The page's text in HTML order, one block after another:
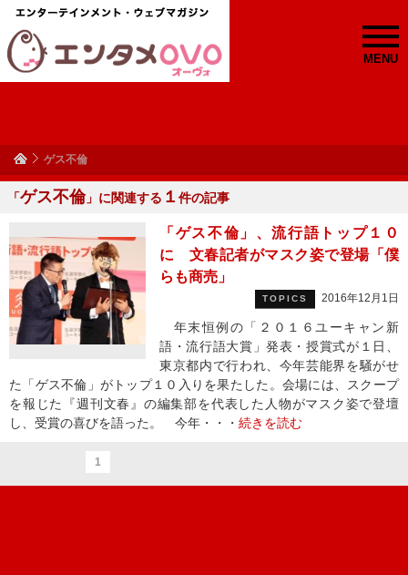
MENU
ゲス不倫
「ゲス不倫」に関連する １ 件の記事
「ゲス不倫」、流行語トップ１０
に 文春記者がマスク姿で登場「僕
らも商売」
TOPICS 2016年12月1日
年末恒例の「２０１６ユーキャン新
語・流行語大賞」発表・授賞式が１日、
東京都内で行われ、今年芸能界を騒がせ
た「ゲス不倫」がトップ１０入りを果たした。会場には、スクープ
を報じた『週刊文春』の編集部を代表した人物がマスク姿で登壇
し、受賞の喜びを語った。 今年・・・ 続きを読む
1